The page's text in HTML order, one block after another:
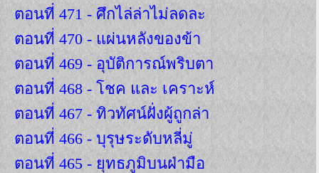
ตอนที่ 471 - ศึกไล่ล่าไม่ลดละ
ตอนที่ 470 - แผ่นหลังของข้า
ตอนที่ 469 - อุบัติการณ์พริบตา
ตอนที่ 468 - โชค และ เคราะห์
ตอนที่ 467 - ทิวทัศน์ฝั่งผู้ถูกล่า
ตอนที่ 466 - บุรุษระดับหลี่มู่
ตอนที่ 465 - ยุทธภูมิบนฝ่ามือ